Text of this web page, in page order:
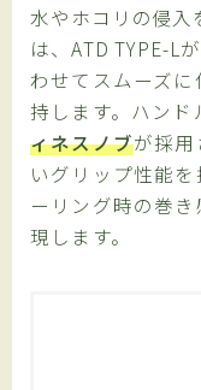
水やホコリの侵入
は、ATD TYPE-L
わせてスムーズ
持します。ハンド
ィネスノブが採
いグリップ性能
ーリング時の巻
現します。